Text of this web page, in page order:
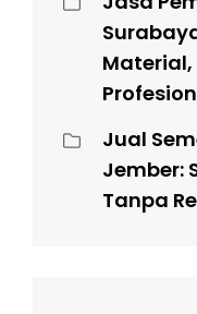
Jual
Jember:
Tanpa